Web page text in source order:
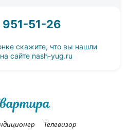
951-51-26
скажите, что вы нашли
сайте nash-yug.ru
Телевизор